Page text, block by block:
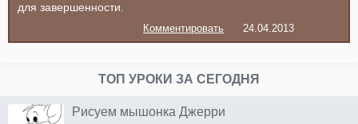
для завершенности.
Комментировать 24.04.2013
ТОП УРОКИ ЗА СЕГОДНЯ
Рисуем мышонка Джерри